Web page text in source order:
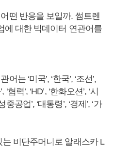
떤 반응을 보일까. 썸트렌
에 대한 빅데이터 연관어를
는 ‘미국’, ‘한국’, ‘조선’,
‘협력’, ‘HD’, ‘한화오션’, ‘시
중공업’, ‘대통령’, ‘경제’, ‘가
비단주머니로 알래스카 L